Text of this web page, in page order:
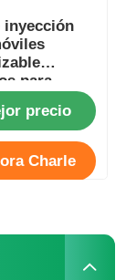
inyección
para
Molde de
plástico
precio
Charle